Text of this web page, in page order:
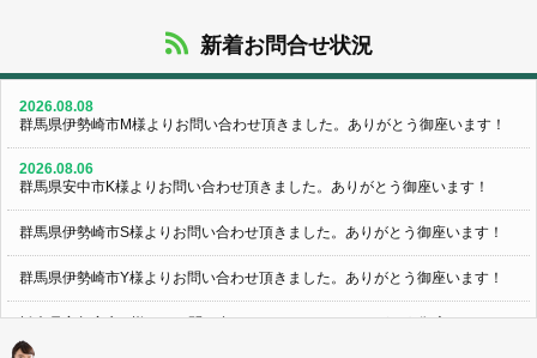
新着お問合せ状況
2026.08.08
群馬県伊勢崎市M様よりお問い合わせ頂きました。ありがとう御座います！
2026.08.06
群馬県安中市K様よりお問い合わせ頂きました。ありがとう御座います！
群馬県伊勢崎市S様よりお問い合わせ頂きました。ありがとう御座います！
群馬県伊勢崎市Y様よりお問い合わせ頂きました。ありがとう御座います！
栃木県宇都宮市U様よりお問い合わせ頂きました。ありがとう御座います！